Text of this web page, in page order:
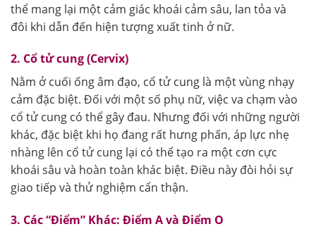
thể mang lại một cảm giác khoái cảm sâu, lan tỏa và
đôi khi dẫn đến hiện tượng xuất tinh ở nữ.
2. Cổ tử cung (Cervix)
Nằm ở cuối ống âm đạo, cổ tử cung là một vùng nhạy
cảm đặc biệt. Đối với một số phụ nữ, việc va chạm vào
cổ tử cung có thể gây đau. Nhưng đối với những người
khác, đặc biệt khi họ đang rất hưng phấn, áp lực nhẹ
nhàng lên cổ tử cung lại có thể tạo ra một cơn cực
khoái sâu và hoàn toàn khác biệt. Điều này đòi hỏi sự
giao tiếp và thử nghiệm cẩn thận.
3. Các “Điểm” Khác: Điểm A và Điểm O